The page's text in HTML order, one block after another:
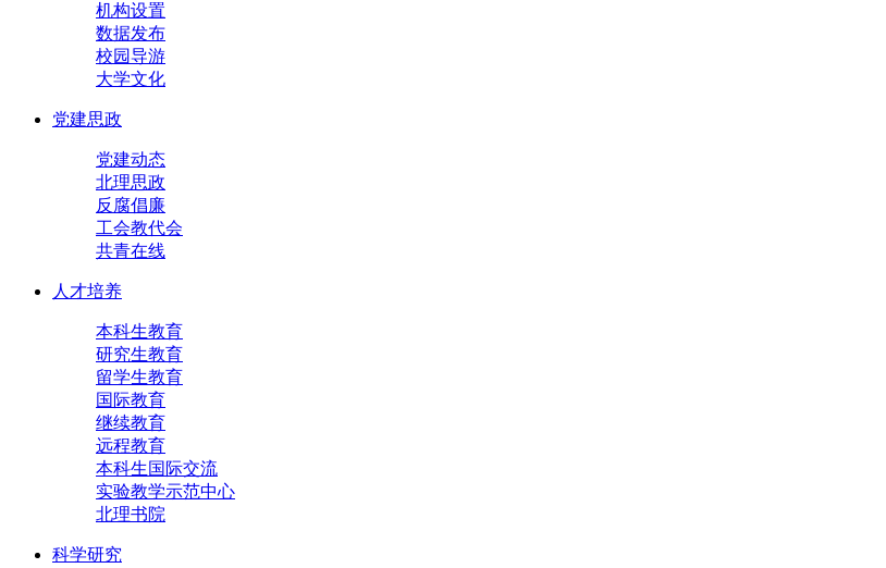
机构设置
数据发布
校园导游
大学文化
党建思政
党建动态
北理思政
反腐倡廉
工会教代会
共青在线
人才培养
本科生教育
研究生教育
留学生教育
国际教育
继续教育
远程教育
本科生国际交流
实验教学示范中心
北理书院
科学研究